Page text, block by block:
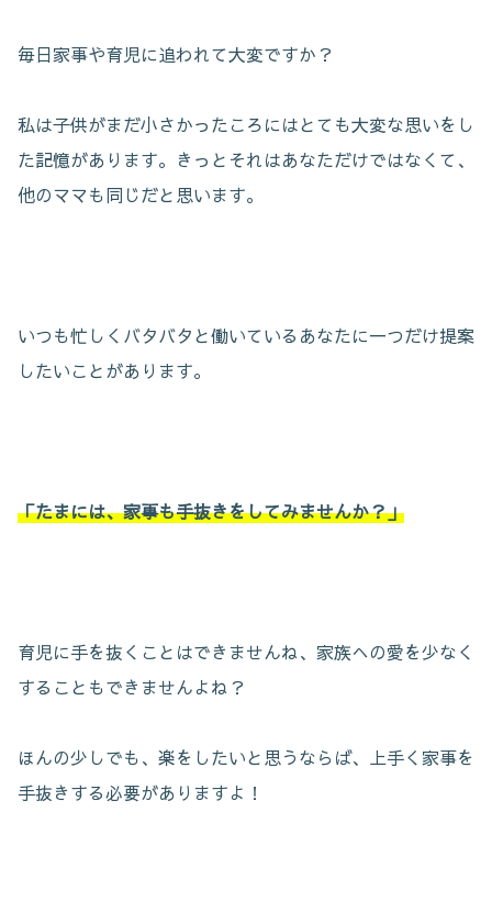
毎日家事や育児に追われて大変ですか？
私は子供がまだ小さかったころにはとても大変な思いをし
た記憶があります。きっとそれはあなただけではなくて、
他のママも同じだと思います。
いつも忙しくバタバタと働いているあなたに一つだけ提案
したいことがあります。
「たまには、家事も手抜きをしてみませんか？」
育児に手を抜くことはできませんね、家族への愛を少なく
することもできませんよね？
ほんの少しでも、楽をしたいと思うならば、上手く家事を
手抜きする必要がありますよ！